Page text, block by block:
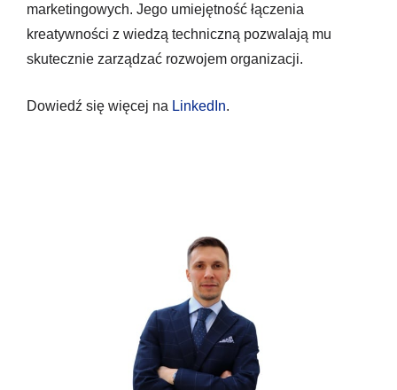
marketingowych. Jego umiejętność łączenia
kreatywności z wiedzą techniczną pozwalają mu
skutecznie zarządzać rozwojem organizacji.
Dowiedź się więcej na LinkedIn.